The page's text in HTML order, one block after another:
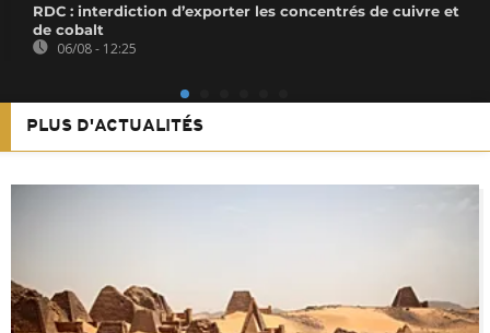
RDC : interdiction d’exporter les concentrés de cuivre et
de cobalt
06/08 - 12:25
PLUS D'ACTUALITÉS